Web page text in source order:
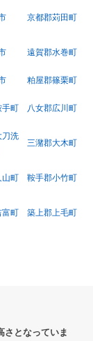
京都郡苅田町
遠賀郡水巻町
粕屋郡篠栗町
手町 八女郡広川町
刀洗
三潴郡大木町
山町 鞍手郡小竹町
富町 築上郡上毛町
さとなっていま